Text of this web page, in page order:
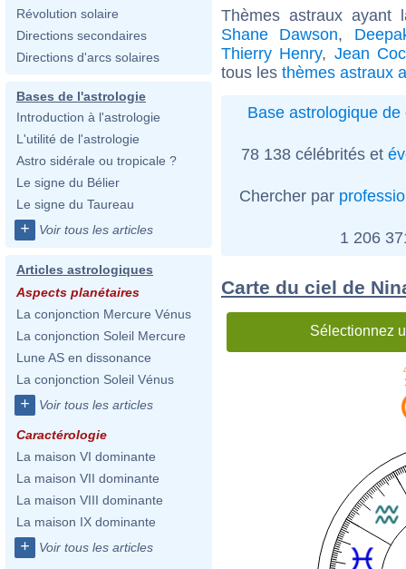
Révolution solaire
Directions secondaires
Directions d'arcs solaires
Bases de l'astrologie
Introduction à l'astrologie
L'utilité de l'astrologie
Astro sidérale ou tropicale ?
Le signe du Bélier
Le signe du Taureau
+ Voir tous les articles
Articles astrologiques
Aspects planétaires
La conjonction Mercure Vénus
La conjonction Soleil Mercure
Lune AS en dissonance
La conjonction Soleil Vénus
+ Voir tous les articles
Caractérologie
La maison VI dominante
La maison VII dominante
La maison VIII dominante
La maison IX dominante
+ Voir tous les articles
Thèmes astraux
Shane Dawson,
Thierry Henry, Jean
tous les thèmes astraux
Base astrologique de
78 138 célébrités et
Chercher par
1 206
Carte du ciel de
Sélectionnez